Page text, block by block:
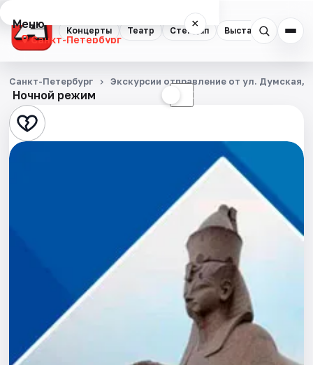
Концерты Театр Стендап Выставки
Меню ×
Санкт-Петербург
Концерты
Театр
Стендап
Города
Ночной режим ☾
Санкт-Петербург Экскурсии отправление от ул. Думская,